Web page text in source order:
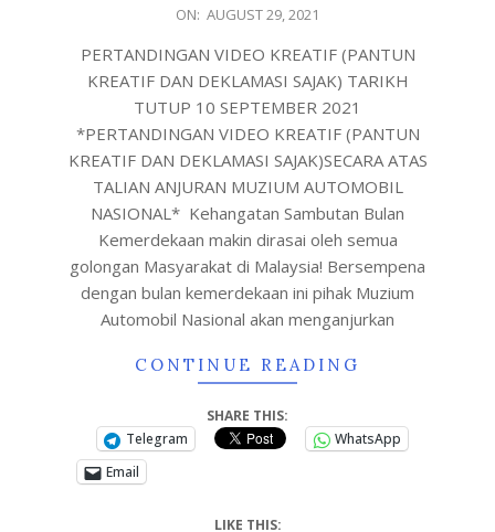
ON: AUGUST 29, 2021
PERTANDINGAN VIDEO KREATIF (PANTUN
KREATIF DAN DEKLAMASI SAJAK) TARIKH
TUTUP 10 SEPTEMBER 2021
*PERTANDINGAN VIDEO KREATIF (PANTUN
KREATIF DAN DEKLAMASI SAJAK)SECARA ATAS
TALIAN ANJURAN MUZIUM AUTOMOBIL
NASIONAL* Kehangatan Sambutan Bulan
Kemerdekaan makin dirasai oleh semua
golongan Masyarakat di Malaysia! Bersempena
dengan bulan kemerdekaan ini pihak Muzium
Automobil Nasional akan menganjurkan
CONTINUE READING
SHARE THIS:
Telegram
WhatsApp
Email
LIKE THIS: